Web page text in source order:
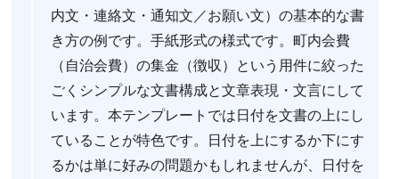
内文・連絡文・通知文／お願い文）の基本的な書
き方の例です。手紙形式の様式です。町内会費
（自治会費）の集金（徴収）という用件に絞った
ごくシンプルな文書構成と文章表現・文言にして
います。本テンプレートでは日付を文書の上にし
ていることが特色です。日付を上にするか下にす
るかは単に好みの問題かもしれませんが、日付を